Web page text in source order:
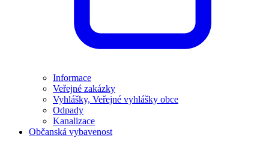
Informace
Veřejné zakázky
Vyhlášky, Veřejné vyhlášky obce
Odpady
Kanalizace
Občanská vybavenost